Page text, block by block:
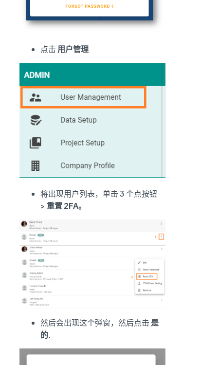
点击 用户管理
将出现用户列表，单击 3 个点按钮
> 重置 2FA。
然后会出现这个弹窗，然后点击 是
的.